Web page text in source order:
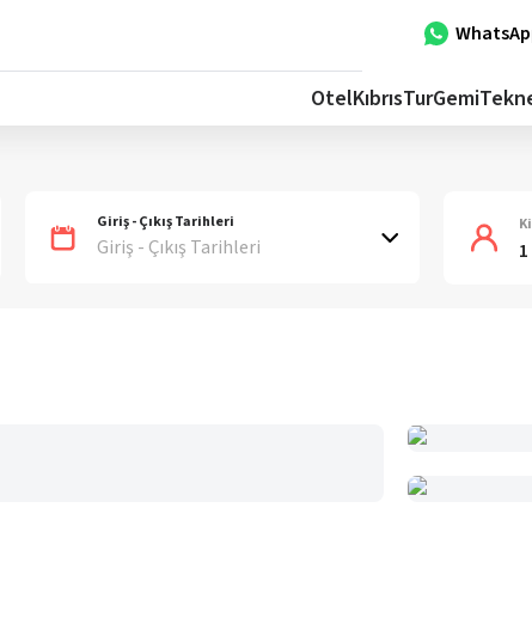
OtelKıbrısTurGemi
Giriş - Çıkış Tarihleri
Giriş - Çıkış Tarihleri